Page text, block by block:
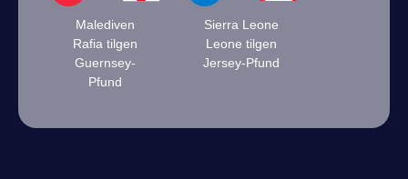
Malediven
Rafia tilgen
Guernsey-
Pfund
Sierra Leone
Leone tilgen
Jersey-Pfund